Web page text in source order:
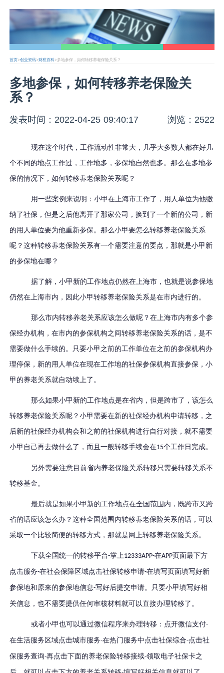
首页>创业资讯>财税百科>多地参保，如何转移养老保险关系？
多地参保，如何转移养老保险关
系？
发表时间：2022-04-25 09:40:17 浏览：2522
现在这个时代，工作流动性非常大，几乎大多数人都在好几
个不同的地点工作过，工作地多，参保地自然也多。那么在多地参
保的情况下，如何转移养老保险关系呢？
用一些案例来说明：小甲在上海市工作了，用人单位为他缴
纳了社保，但是之后他离开了那家公司，换到了一个新的公司，新
的用人单位要为他重新参保。那么小甲要怎么转移养老保险关系
呢？这种转移养老保险关系有一个需要注意的要点，那就是小甲新
的参保地在哪？
据了解，小甲新的工作地点仍然在上海市，也就是说参保地
仍然在上海市内，因此小甲转移养老保险关系是在市内进行的。
那么市内转移养老关系应该怎么做呢？在上海市内有多个参
保经办机构，在市内的参保机构之间转移养老保险关系的话，是不
需要做什么手续的。只要小甲之前的工作单位在之前的参保机构办
理停保，新的用人单位在现在工作地的社保参保机构直接参保，小
甲的养老关系就自动续上了。
那么如果小甲新的工作地点是在省内，但是跨市了，该怎么
转移养老保险关系呢？小甲需要在新的社保经办机构申请转移，之
后新的社保经办机构会和之前的社保机构进行自行对接，就不需要
小甲自己再去做什么了，而且一般转移手续会在15个工作日完成。
另外需要注意目前省内养老保险关系转移只需要转移关系不
转移基金。
最后就是如果小甲新的工作地点在全国范围内，既跨市又跨
省的话应该怎么办？这种全国范围内转移养老保险关系的话，可以
采取一个比较简便的转移方式，那就是网上转移养老保险关系。
下载全国统一的转移平台-掌上12333APP-在APP页面最下方
点击服务-在社会保障区域点击社保转移申请-在填写页面填写好新
参保地和原来的参保地信息-写好后提交申请。只要小甲填写好相
关信息，也不需要提供任何审核材料就可以直接办理转移了。
或者小甲也可以通过微信程序来办理转移：点开微信支付-
在生活服务区域点击城市服务-在热门服务中点击社保综合-点击社
保服务查询-再点击下面的养老保险转移接续-领取电子社保卡之